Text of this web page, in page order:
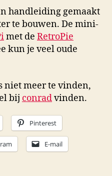
handleiding gemaakt
te bouwen. De mini-
met de RetroPie
kun je veel oude
niet meer te vinden,
bij conradvinden.
Pinterest
E-mail